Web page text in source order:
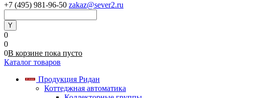
+7 (495) 981-96-50 zakaz@sever2.ru
0
0
0В корзине пока пусто
Каталог товаров
Продукция Ридан
Коттеджная автоматика